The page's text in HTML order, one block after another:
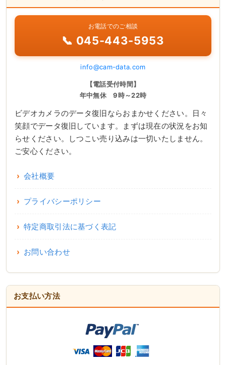
お電話でのご相談
📞 045-443-5953
info@cam-data.com
【電話受付時間】
年中無休 9時～22時
ビデオカメラのデータ復旧ならおまかせください。日々
笑顔でデータ復旧しています。まずは現在の状況をお知
らせください。しつこい売り込みは一切いたしません。
ご安心ください。
会社概要
プライバシーポリシー
特定商取引法に基づく表記
お問い合わせ
お支払い方法